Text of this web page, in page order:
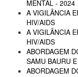
MENTAL - 2024
A VIGILÂNCIA
HIV/AIDS
A VIGILÂNCIA
HIV/AIDS
ABORDAGEM
SAMU BAURU
ABORDAGEM